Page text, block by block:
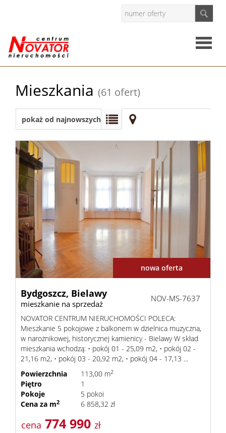
O
firmie
Oferty
Hale
Mieszkania (61 ofert)
pokaż od najnowszych
nowa oferta
Bydgoszcz, Bielawy
mieszkanie na sprzedaż
NOV-MS-7637
NOVATOR CENTRUM NIERUCHOMOŚCI POLECA:
Mieszkanie 5 pokojowe z balkonem w dzielnica muzyczna,
w narożnikowej, historycznej kamienicy - Bielawy W skład
mieszkania wchodzą: • pokój 01 - 25,09 m2, • pokój 02 -
21,16 m2, • pokój 03 - 20,92 m2, • pokój 04 - 17,13 ...
Powierzchnia
113,00 m2
Piętro
1
Pokoje
5 pokoi
Cena za m2 6 858,32 zł
cena 774 990 zł